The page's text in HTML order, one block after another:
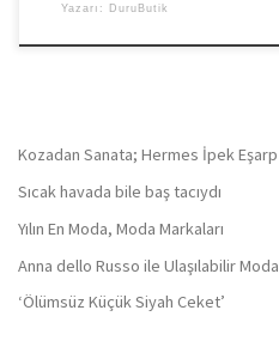
Yazarı: DuruButik
Kozadan Sanata; Hermes İpek Eşarp
Sıcak havada bile baş tacıydı
Yılın En Moda, Moda Markaları
Anna dello Russo ile Ulaşılabilir Moda
‘Ölümsüz Küçük Siyah Ceket’